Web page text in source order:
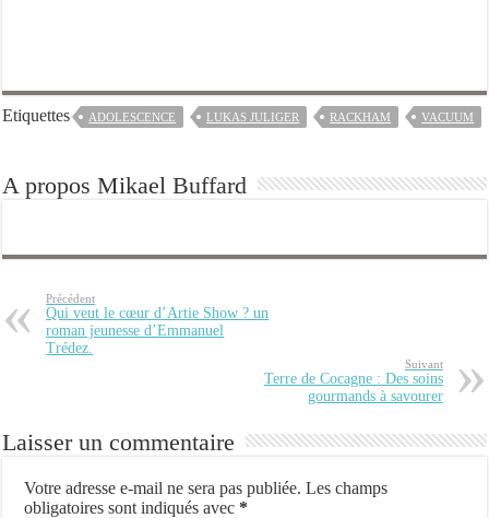
Etiquettes ADOLESCENCE LUKAS JULIGER RACKHAM VACUUM
A propos Mikael Buffard
Précédent
Qui veut le cœur d’Artie Show ? un
roman jeunesse d’Emmanuel
Trédez.
Suivant
Terre de Cocagne : Des soins
gourmands à savourer
Laisser un commentaire
Votre adresse e-mail ne sera pas publiée. Les champs
obligatoires sont indiqués avec *